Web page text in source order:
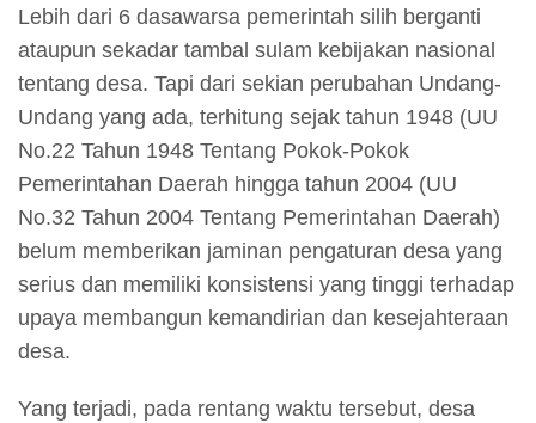
Lebih dari 6 dasawarsa pemerintah silih berganti
ataupun sekadar tambal sulam kebijakan nasional
tentang desa. Tapi dari sekian perubahan Undang-
Undang yang ada, terhitung sejak tahun 1948 (UU
No.22 Tahun 1948 Tentang Pokok-Pokok
Pemerintahan Daerah hingga tahun 2004 (UU
No.32 Tahun 2004 Tentang Pemerintahan Daerah)
belum memberikan jaminan pengaturan desa yang
serius dan memiliki konsistensi yang tinggi terhadap
upaya membangun kemandirian dan kesejahteraan
desa.
Yang terjadi, pada rentang waktu tersebut, desa